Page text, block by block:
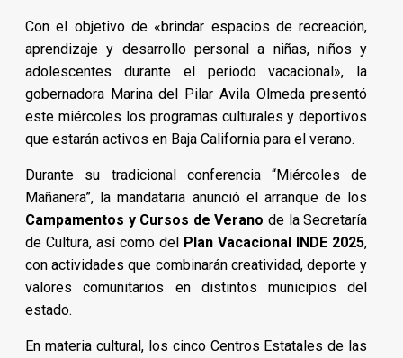
Con el objetivo de «brindar espacios de recreación,
aprendizaje y desarrollo personal a niñas, niños y
adolescentes durante el periodo vacacional», la
gobernadora Marina del Pilar Avila Olmeda presentó
este miércoles los programas culturales y deportivos
que estarán activos en Baja California para el verano.
Durante su tradicional conferencia “Miércoles de
Mañanera”, la mandataria anunció el arranque de los
Campamentos y Cursos de Verano de la Secretaría
de Cultura, así como del Plan Vacacional INDE 2025,
con actividades que combinarán creatividad, deporte y
valores comunitarios en distintos municipios del
estado.
En materia cultural, los cinco Centros Estatales de las